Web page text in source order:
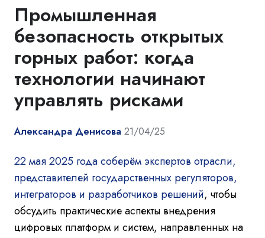
Промышленная
безопасность открытых
горных работ: когда
технологии начинают
управлять рисками
Александра Денисова 21/04/25
22 мая 2025 года соберём экспертов отрасли,
представителей государственных регуляторов,
интеграторов и разработчиков решений, чтобы
обсудить практические аспекты внедрения
цифровых платформ и систем, направленных на